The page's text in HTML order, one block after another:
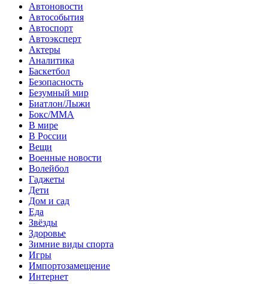
Автоновости
Автособытия
Автоспорт
Автоэксперт
Актеры
Аналитика
Баскетбол
Безопасность
Безумный мир
Биатлон/Лыжи
Бокс/MMA
В мире
В России
Вещи
Военные новости
Волейбол
Гаджеты
Дети
Дом и сад
Еда
Звёзды
Здоровье
Зимние виды спорта
Игры
Импортозамещение
Интернет